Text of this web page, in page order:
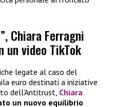
Chiara Ferragni
un video TikTok
legate al caso del
euro destinati a iniziative
dell’Antitrust, Chiara
un nuovo equilibrio